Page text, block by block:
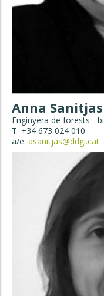
Anna
Enginyera de forests -
T. +34 673 024 010
a/e. asanitjas@ddgi.cat